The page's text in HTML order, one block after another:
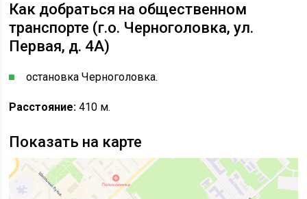
Как добраться на общественном
транспорте (г.о. Черноголовка, ул.
Первая, д. 4А)
остановка Черноголовка.
Расстояние:410 м.
Показать на карте